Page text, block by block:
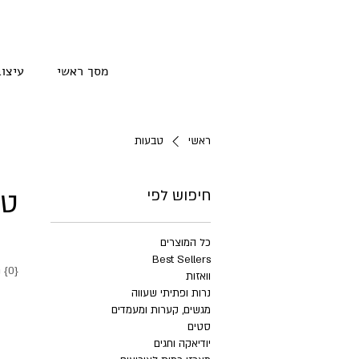
מסך ראשי
ראשי טבעות
חיפוש לפי
כל המוצרים
Best Sellers
וואזות
נרות ופתיתי שעווה
מגשים, קערות ומעמדים
סטים
יודיאקה וחגים
{0} מוצרים